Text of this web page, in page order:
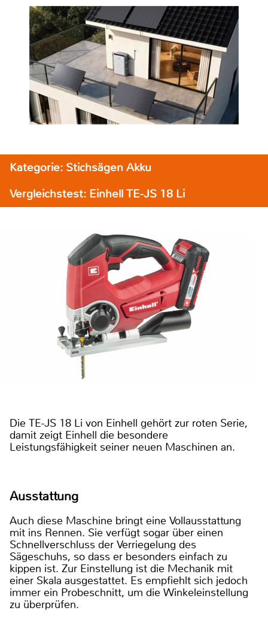
Kategorie: Stichsägen Akku
Vergleichstest: Einhell TE-JS 18 Li
Die TE-JS 18 Li von Einhell gehört zur roten Serie,
damit zeigt Einhell die besondere
Leistungsfähigkeit seiner neuen Maschinen an.
Ausstattung
Auch diese Maschine bringt eine Vollausstattung
mit ins Rennen. Sie verfügt sogar über einen
Schnellverschluss der Verriegelung des
Sägeschuhs, so dass er besonders einfach zu
kippen ist. Zur Einstellung ist die Mechanik mit
einer Skala ausgestattet. Es empfiehlt sich jedoch
immer ein Probeschnitt, um die Winkeleinstellung
zu überprüfen.